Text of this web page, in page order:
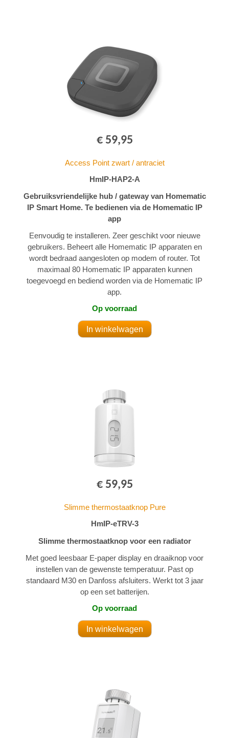
€ 59,95
Access Point zwart / antraciet
HmIP-HAP2-A
Gebruiksvriendelijke hub / gateway van Homematic
IP Smart Home. Te bedienen via de Homematic IP
app
Eenvoudig te installeren. Zeer geschikt voor nieuwe
gebruikers. Beheert alle Homematic IP apparaten en
wordt bedraad aangesloten op modem of router. Tot
maximaal 80 Homematic IP apparaten kunnen
toegevoegd en bediend worden via de Homematic IP
app.
Op voorraad
€ 59,95
Slimme thermostaatknop Pure
HmIP-eTRV-3
Slimme thermostaatknop voor een radiator
Met goed leesbaar E-paper display en draaiknop voor
instellen van de gewenste temperatuur. Past op
standaard M30 en Danfoss afsluiters. Werkt tot 3 jaar
op een set batterijen.
Op voorraad